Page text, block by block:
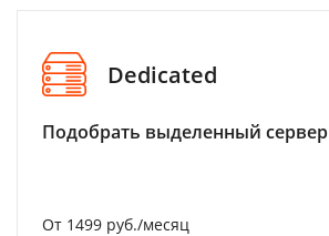
Dedicated
Подобрать выделенный сервер
От 1499 руб./месяц